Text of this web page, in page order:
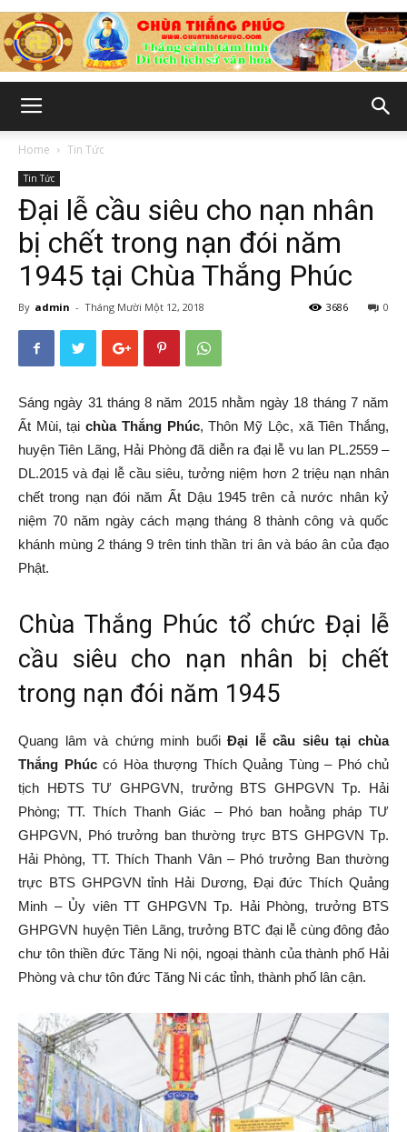
Phúc
-
Tiên
Lãng
Hải
Phòng
Home Tin Tức
Tin Tức
Đại lễ cầu siêu cho nạn nhân
bị chết trong nạn đói năm
1945 tại Chùa Thắng Phúc
By admin - Tháng Mười Một 12, 2018 0
3686
Sáng ngày 31 tháng 8 năm 2015 nhằm ngày 18 tháng 7 năm
Ất Mùi, tại chùa Thắng Phúc, Thôn Mỹ Lộc, xã Tiên Thắng,
huyện Tiên Lãng, Hải Phòng đã diễn ra đại lễ vu lan PL.2559 –
DL.2015 và đại lễ cầu siêu, tưởng niệm hơn 2 triệu nạn nhân
chết trong nạn đói năm Ất Dậu 1945 trên cả nước nhân kỷ
niệm 70 năm ngày cách mạng tháng 8 thành công và quốc
khánh mùng 2 tháng 9 trên tinh thần tri ân và báo ân của đạo
Phật.
Chùa Thắng Phúc tổ chức Đại lễ
cầu siêu cho nạn nhân bị chết
trong nạn đói năm 1945
Quang lâm và chứng minh buổiĐại lễ cầu siêu tại chùa
Thắng Phúccó Hòa thượng Thích Quảng Tùng – Phó chủ
tịch HĐTS TƯ GHPGVN, trưởng BTS GHPGVN Tp. Hải
Phòng; TT. Thích Thanh Giác – Phó ban hoằng pháp TƯ
GHPGVN, Phó trưởng ban thường trực BTS GHPGVN Tp.
Hải Phòng, TT. Thích Thanh Vân – Phó trưởng Ban thường
trực BTS GHPGVN tỉnh Hải Dương, Đại đức Thích Quảng
Minh – Ủy viên TT GHPGVN Tp. Hải Phòng, trưởng BTS
GHPGVN huyện Tiên Lãng, trưởng BTC đại lễ cùng đông đảo
chư tôn thiền đức Tăng Ni nội, ngoại thành của thành phố Hải
Phòng và chư tôn đức Tăng Ni các tỉnh, thành phố lân cận.